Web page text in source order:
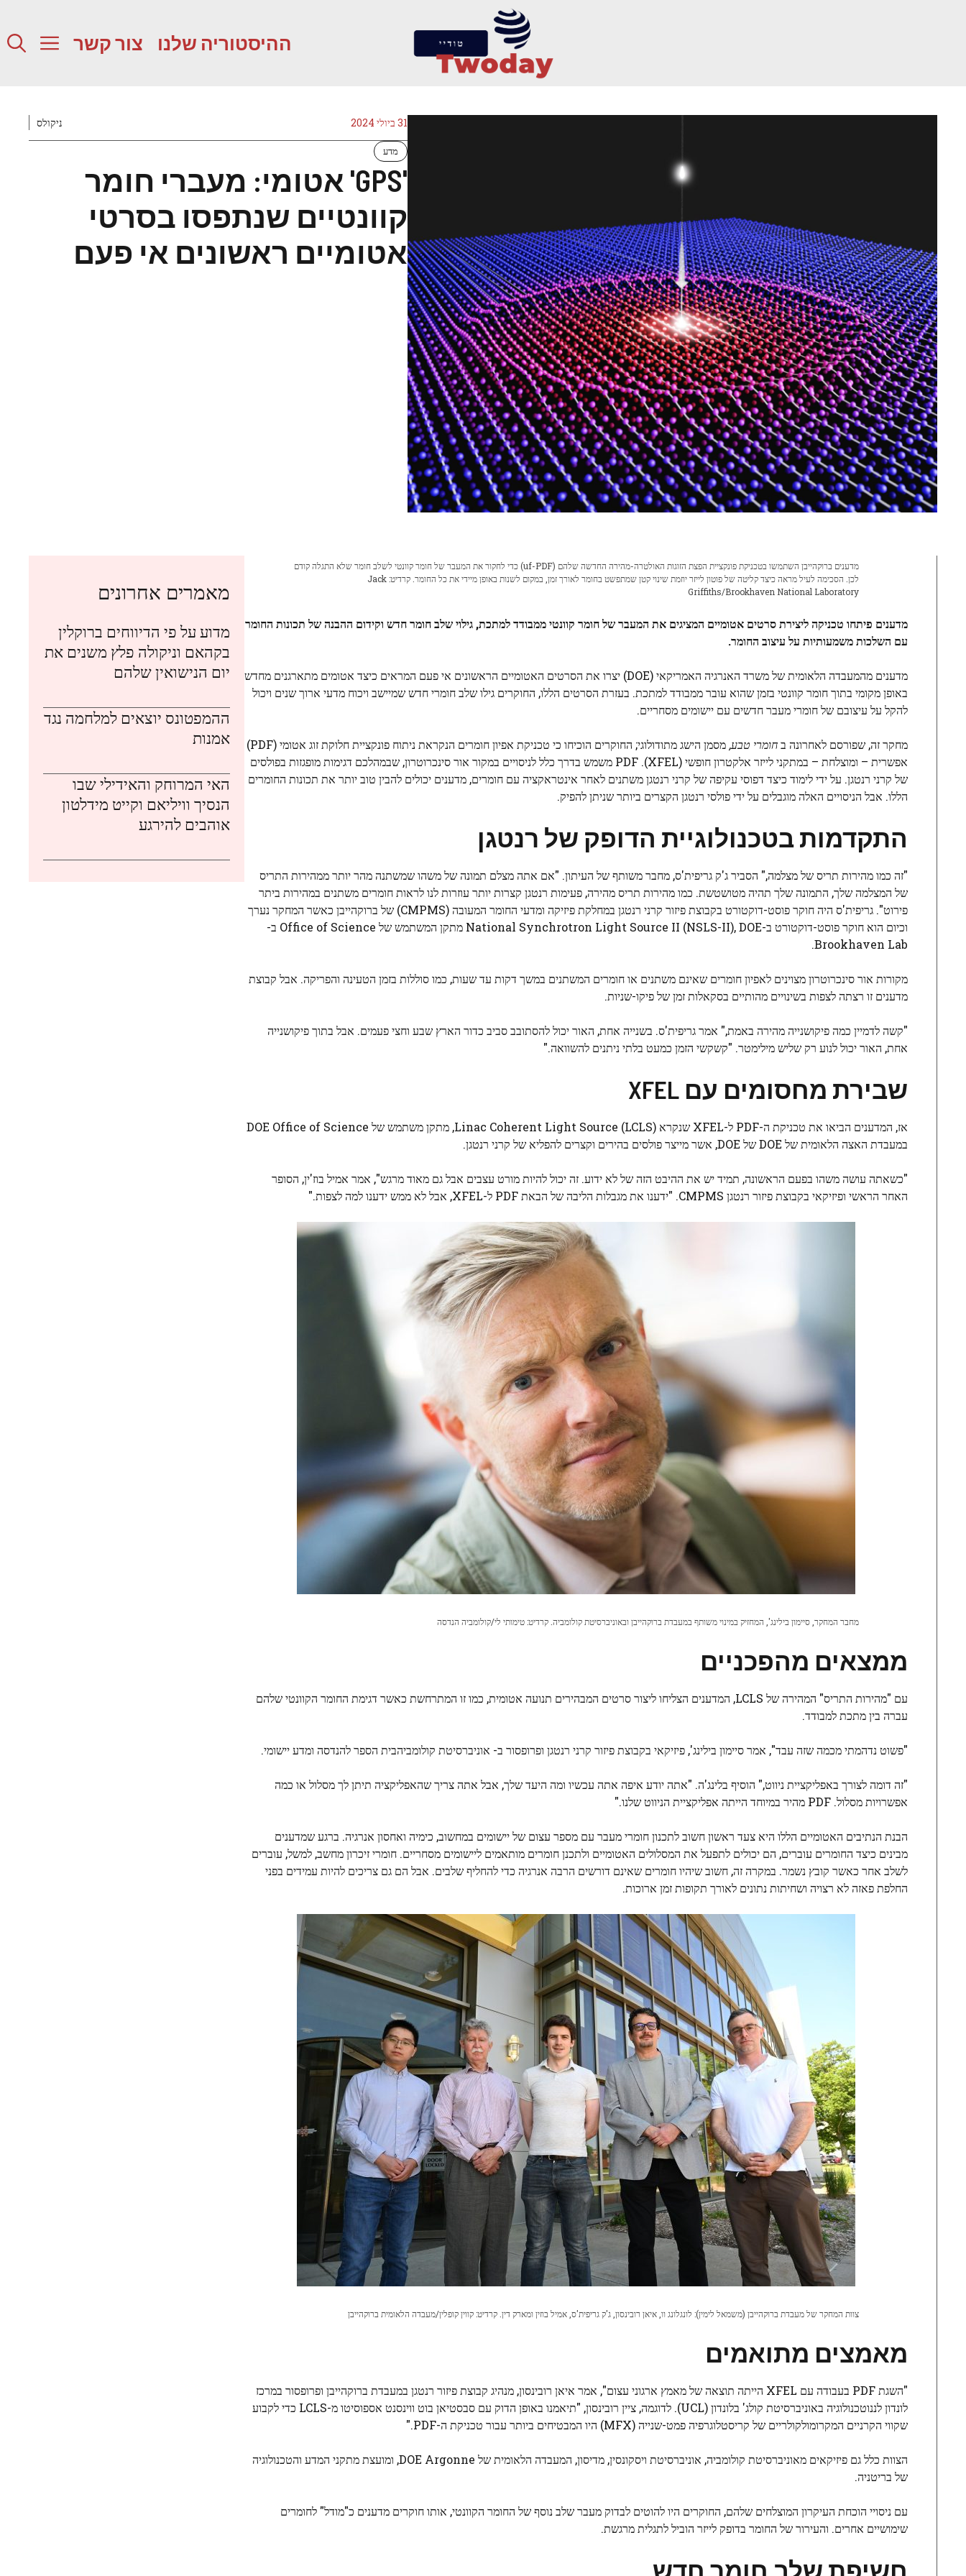
ההיסטוריה שלנו צור קשר
31 ביולי 2024 ניקולס
מדע
'GPS' אטומי: מעברי חומר
קוונטיים שנתפסו בסרטי
אטומיים ראשונים אי פעם
מדענים ברוקהייבן השתמשו בטכניקת פונקציית הפצת הזוגות האולטרה-מהירה החדשה שלהם (uf-PDF) כדי לחקור את המעבר של חומר קוונטי לשלב חומר שלא התגלה קודם
לכן. הסכימה לעיל מראה כיצד קליטה של ​​פוטון לייזר יוזמת שינוי קטן שמתפשט בחומר לאורך זמן, במקום לשנות באופן מיידי את כל החומר. קרדיט: Jack
Griffiths/Brookhaven National Laboratory
מדענים פיתחו טכניקה ליצירת סרטים אטומיים המציגים את המעבר של חומר קוונטי ממבודד למתכת, גילוי שלב חומר חדש וקידום ההבנה של תכונות החומר
עם השלכות משמעותיות על עיצוב החומר.
מדענים מהמעבדה הלאומית של משרד האנרגיה האמריקאי (DOE) יצרו את הסרטים האטומיים הראשונים אי פעם המראים כיצד אטומים מתארגנים מחדש
באופן מקומי בתוך חומר קוונטי בזמן שהוא עובר ממבודד למתכת. בעזרת הסרטים הללו, החוקרים גילו שלב חומרי חדש שמיישב ויכוח מדעי ארוך שנים ויכול
להקל על עיצובם של חומרי מעבר חדשים עם יישומים מסחריים.
מחקר זה, שפורסם לאחרונה בחומרי טבע,
מסמן הישג מתודולוגי; החוקרים הוכיחו כי טכניקת אפיון חומרים הנקראת ניתוח פונקציית חלוקת זוג אטומי (PDF)
אפשרית – ומוצלחת – במתקני לייזר אלקטרון חופשי (XFEL). PDF משמש בדרך כלל לניסויים במקור אור סינכרוטרון, שבמהלכם דגימות מופגזות בפולסים
של קרני רנטגן. על ידי לימוד כיצד דפוסי עקיפה של קרני רנטגן משתנים לאחר אינטראקציה עם חומרים, מדענים יכולים להבין טוב יותר את תכונות החומרים
הללו. אבל הניסויים האלה מוגבלים על ידי פולסי רנטגן הקצרים ביותר שניתן להפיק.
התקדמות בטכנולוגיית הדופק של רנטגן
"זה כמו מהירות תריס של מצלמה," הסביר ג'ק גריפית'ס, מחבר משותף של העיתון. "אם אתה מצלם תמונה של משהו שמשתנה מהר יותר ממהירות התריס
של המצלמה שלך, התמונה שלך תהיה מטושטשת. כמו מהירות תריס מהירה, פעימות רנטגן קצרות יותר עוזרות לנו לראות חומרים משתנים במהירות ביתר
פירוט". גריפית'ס היה חוקר פוסט-דוקטורט בקבוצת פיזור קרני רנטגן במחלקת פיזיקה ומדעי החומר המעובה (CMPMS) של ברוקהייבן כאשר המחקר נערך
וכיום הוא חוקר פוסט-דוקטורט ב-National Synchrotron Light Source II (NSLS-II), DOE מתקן המשתמש של Office of Science ב-
Brookhaven Lab.
מקורות אור סינכרוטרון מצוינים לאפיון חומרים שאינם משתנים או חומרים המשתנים במשך דקות עד שעות, כמו סוללות בזמן הטעינה והפריקה. אבל קבוצת
מדענים זו רצתה לצפות בשינויים מהותיים בסקאלות זמן של פיקו-שניות.
"קשה לדמיין כמה פיקושנייה מהירה באמת," אמר גריפית'ס. בשנייה אחת, האור יכול להסתובב סביב כדור הארץ שבע וחצי פעמים. אבל בתוך פיקושנייה
אחת, האור יכול לנוע רק שליש מילימטר. "קשקשי הזמן כמעט בלתי ניתנים להשוואה."
שבירת מחסומים עם XFEL
אז, המדענים הביאו את טכניקת ה-PDF ל-XFEL שנקרא Linac Coherent Light Source (LCLS), מתקן משתמש של DOE Office of Science
במעבדת האצה הלאומית של DOE של DOE, אשר מייצר פולסים בהירים וקצרים להפליא של קרני רנטגן.
"כשאתה עושה משהו בפעם הראשונה, תמיד יש את ההיבט הזה של לא ידוע. זה יכול להיות מורט עצבים אבל גם מאוד מרגש", אמר אמיל בוז'ין, הסופר
האחר הראשי ופיזיקאי בקבוצת פיזור רנטגן CMPMS. "ידענו את מגבלות הליבה של הבאת PDF ל-XFEL, אבל לא ממש ידענו למה לצפות."
מחבר המחקר, סיימון בילינג', המחזיק במינוי משותף במעבדת ברוקהייבן ובאוניברסיטת קולומביה. קרדיט: טימותי לי/קולומביה הנדסה
ממצאים מהפכניים
עם "מהירות התריס" המהירה של LCLS, המדענים הצליחו ליצור סרטים המבהירים תנועה אטומית, כמו זו המתרחשת כאשר דגימת החומר הקוונטי שלהם
עברה בין מתכת למבודד.
"פשוט נדהמתי מכמה שזה עבד", אמר סיימון בילינג', פיזיקאי בקבוצת פיזור קרני רנטגן ופרופסור ב- אוניברסיטת קולומביהבית הספר להנדסה ומדע יישומי.
"זה דומה לצורך באפליקציית ניווט," הוסיף בלינג'ה. "אתה יודע איפה אתה עכשיו ומה היעד שלך, אבל אתה צריך שהאפליקציה תיתן לך מסלול או כמה
אפשרויות מסלול. PDF מהיר במיוחד הייתה אפליקציית הניווט שלנו."
הבנת הנתיבים האטומיים הללו היא צעד ראשון חשוב לתכנון חומרי מעבר עם מספר עצום של יישומים במחשוב, כימיה ואחסון אנרגיה. ברגע שמדענים
מבינים כיצד החומרים עוברים, הם יכולים לתפעל את המסלולים האטומיים ולתכנן חומרים מותאמים ליישומים מסחריים. חומרי זיכרון מחשב, למשל, עוברים
לשלב אחר כאשר קובץ נשמר. במקרה זה, חשוב שיהיו חומרים שאינם דורשים הרבה אנרגיה כדי להחליף שלבים. אבל הם גם צריכים להיות עמידים בפני
החלפת פאזה לא רצויה ושחיתות נתונים לאורך תקופות זמן ארוכות.
צוות המחקר של מעבדת ברוקהייבן (משמאל לימין): לונגלונג וו, איאן רובינסון, ג'ק גריפית'ס, אמיל בוזין ומארק דין. קרדיט: קווין קופלין/מעבדה הלאומית ברוקהייבן
מאמצים מתואמים
"השגת PDF בעבודה עם XFEL הייתה תוצאה של מאמץ ארגוני עצום", אמר איאן רובינסון, מנהיג קבוצת פיזור רנטגן במעבדת ברוקהייבן ופרופסור במרכז
לונדון לננוטכנולוגיה באוניברסיטת קולג' בלונדון (UCL). לדוגמה, ציין רובינסון, "תיאמנו באופן הדוק עם סבסטיאן בוט ווינסנט אספוסיטו מ-LCLS כדי לקבוע
שקווי הקרניים המקרומולקולריים של קריסטלוגרפיה פמט-שנייה (MFX) היו המבטיחים ביותר עבור טכניקת ה-PDF."
הצוות כלל גם פיזיקאים מאוניברסיטת קולומביה, אוניברסיטת ויסקונסין, מדיסון, המעבדה הלאומית של DOE Argonne, ומועצת מתקני המדע והטכנולוגיה
של בריטניה.
עם ניסויי הוכחת העיקרון המוצלחים שלהם, החוקרים היו להוטים לבדוק מעבר שלב נוסף של החומר הקוונטי, אותו חוקרים מדענים כ"מודל" לחומרים
שימושיים אחרים. והעירור של החומר בדופק לייזר הוביל לתגלית מרגשת.
חשיפת שלב חומר חדש
מאמרים אחרונים
מדוע על פי הדיווחים ברוקלין
בקהאם וניקולה פלץ משנים את
יום הנישואין שלהם
ההמפטונס יוצאים למלחמה נגד
אמנות
האי המרוחק והאידילי שבו
הנסיך וויליאם וקייט מידלטון
אוהבים להירגע